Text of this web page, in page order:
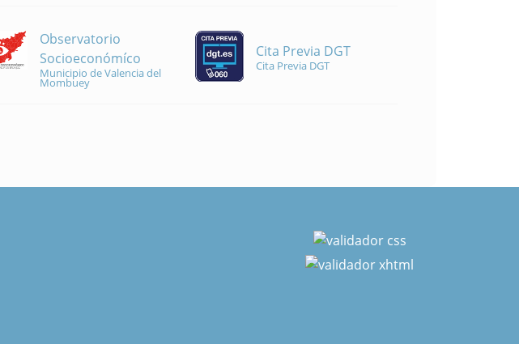
Observatorio
Socioeconómíco
Municipio de Valencia del
Mombuey
Cita Previa DGT
Cita Previa DGT